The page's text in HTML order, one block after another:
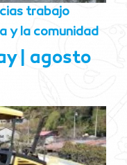
trabajo
y la comunidad
agosto